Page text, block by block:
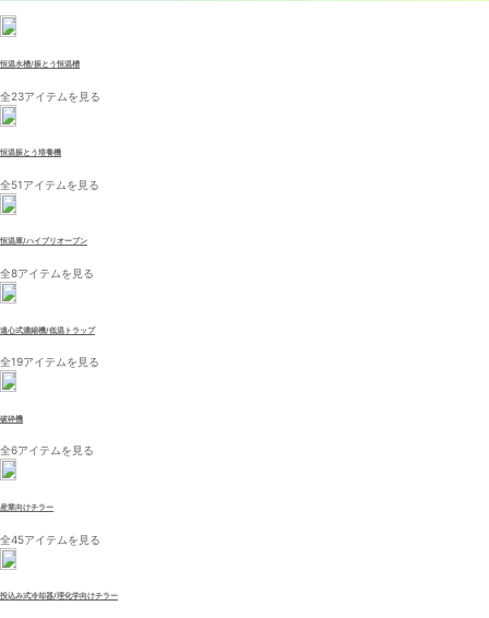
恒温水槽/振とう恒温槽
全23アイテムを見る
恒温振とう培養機
全51アイテムを見る
恒温庫/ハイブリオーブン
全8アイテムを見る
遠心式濃縮機/低温トラップ
全19アイテムを見る
破砕機
全6アイテムを見る
産業向けチラー
全45アイテムを見る
投込み式冷却器/理化学向けチラー